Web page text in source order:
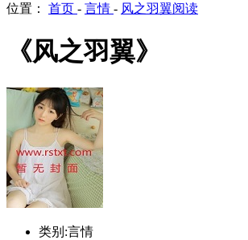
位置： 首页 - 言情 - 风之羽翼阅读
《风之羽翼》
类别:言情